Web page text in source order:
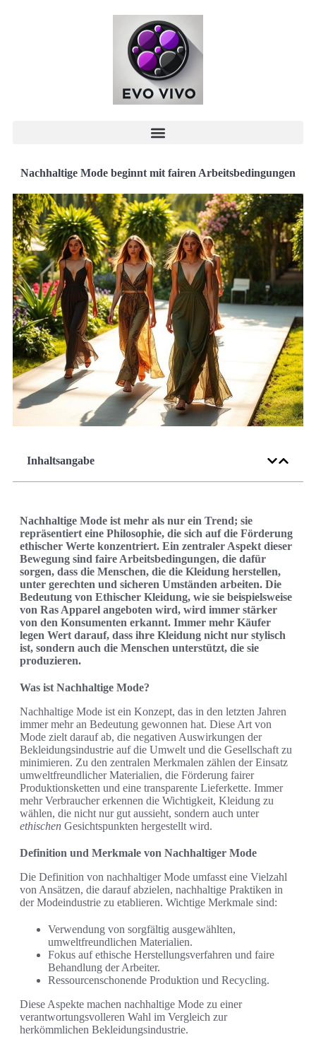
Nachhaltige Mode beginnt mit fairen Arbeitsbedingungen
Inhaltsangabe
Nachhaltige Mode ist mehr als nur ein Trend; sie
repräsentiert eine Philosophie, die sich auf die Förderung
ethischer Werte konzentriert. Ein zentraler Aspekt dieser
Bewegung sind faire Arbeitsbedingungen, die dafür
sorgen, dass die Menschen, die die Kleidung herstellen,
unter gerechten und sicheren Umständen arbeiten. Die
Bedeutung von Ethischer Kleidung, wie sie beispielsweise
von Ras Apparel angeboten wird, wird immer stärker
von den Konsumenten erkannt. Immer mehr Käufer
legen Wert darauf, dass ihre Kleidung nicht nur stylisch
ist, sondern auch die Menschen unterstützt, die sie
produzieren.
Was ist Nachhaltige Mode?
Nachhaltige Mode ist ein Konzept, das in den letzten Jahren
immer mehr an Bedeutung gewonnen hat. Diese Art von
Mode zielt darauf ab, die negativen Auswirkungen der
Bekleidungsindustrie auf die Umwelt und die Gesellschaft zu
minimieren. Zu den zentralen Merkmalen zählen der Einsatz
umweltfreundlicher Materialien, die Förderung fairer
Produktionsketten und eine transparente Lieferkette. Immer
mehr Verbraucher erkennen die Wichtigkeit, Kleidung zu
wählen, die nicht nur gut aussieht, sondern auch unter
ethischen Gesichtspunkten hergestellt wird.
Definition und Merkmale von Nachhaltiger Mode
Die Definition von nachhaltiger Mode umfasst eine Vielzahl
von Ansätzen, die darauf abzielen, nachhaltige Praktiken in
der Modeindustrie zu etablieren. Wichtige Merkmale sind:
Verwendung von sorgfältig ausgewählten,
umweltfreundlichen Materialien.
Fokus auf ethische Herstellungsverfahren und faire
Behandlung der Arbeiter.
Ressourcenschonende Produktion und Recycling.
Diese Aspekte machen nachhaltige Mode zu einer
verantwortungsvolleren Wahl im Vergleich zur
herkömmlichen Bekleidungsindustrie.